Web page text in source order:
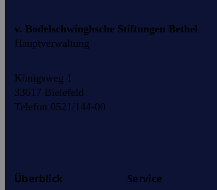
v. Bodelschwinghsche Stiftungen Bethel
Hauptverwaltung
Königsweg 1
33617 Bielefeld
Telefon 0521/144-00
Überblick
Service